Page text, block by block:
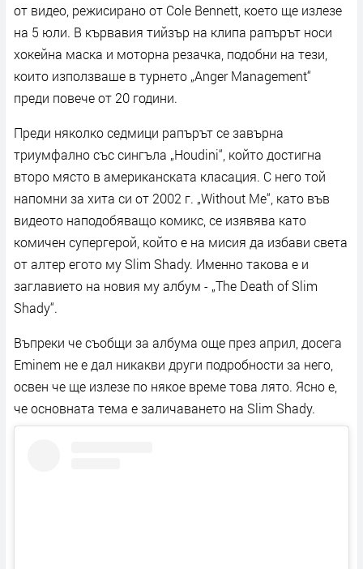
от видео, режисирано от Cole Bennett, което ще излезе
на 5 юли. В кървавия тийзър на клипа рапърът носи
хокейна маска и моторна резачка, подобни на тези,
които използваше в турнето „Anger Management“
преди повече от 20 години.
Преди няколко седмици рапърът се завърна
триумфално със сингъла „Houdini“, който достигна
второ място в американската класация. С него той
напомни за хита си от 2002 г. „Without Me“, като във
видеото наподобяващо комикс, се изявява като
комичен супергерой, който е на мисия да избави света
от алтер егото му Slim Shady. Именно такова е и
заглавието на новия му албум - „The Death of Slim
Shady“.
Въпреки че съобщи за албума още през април, досега
Eminem не е дал никакви други подробности за него,
освен че ще излезе по някое време това лято. Ясно е,
че основната тема е заличаването на Slim Shady.